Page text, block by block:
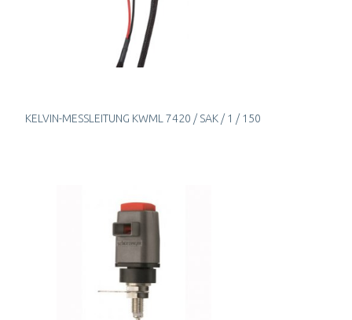
KELVIN-MESSLEITUNG KWML 7420 / SAK / 1 / 150